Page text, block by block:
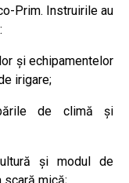
Prim. Instruirile au
și echipamentelor
irigare;
de climă și
și modul de